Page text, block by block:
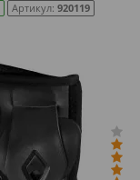
Артикул: 920119